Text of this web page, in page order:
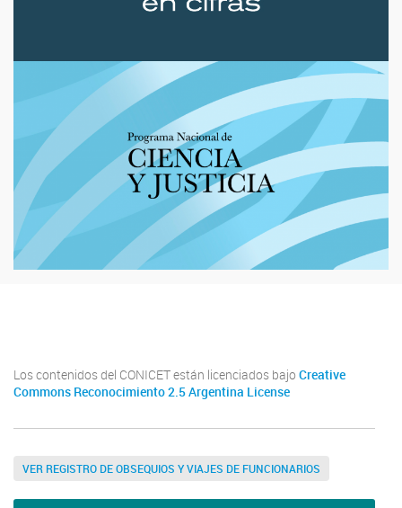
Los contenidos del CONICET están licenciados bajo Creative
Commons Reconocimiento 2.5 Argentina License
VER REGISTRO DE OBSEQUIOS Y VIAJES DE FUNCIONARIOS